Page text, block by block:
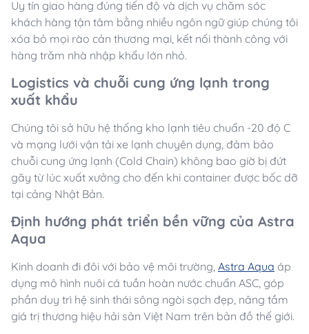
Uy tín giao hàng đúng tiến độ và dịch vụ chăm sóc
khách hàng tận tâm bằng nhiều ngôn ngữ giúp chúng tôi
xóa bỏ mọi rào cản thương mại, kết nối thành công với
hàng trăm nhà nhập khẩu lớn nhỏ.
Logistics và chuỗi cung ứng lạnh trong
xuất khẩu
Chúng tôi sở hữu hệ thống kho lạnh tiêu chuẩn -20 độ C
và mạng lưới vận tải xe lạnh chuyên dụng, đảm bảo
chuỗi cung ứng lạnh (Cold Chain) không bao giờ bị đứt
gãy từ lúc xuất xưởng cho đến khi container được bốc dỡ
tại cảng Nhật Bản.
Định hướng phát triển bền vững của Astra
Aqua
Kinh doanh đi đôi với bảo vệ môi trường, Astra Aqua áp
dụng mô hình nuôi cá tuần hoàn nước chuẩn ASC, góp
phần duy trì hệ sinh thái sông ngòi sạch đẹp, nâng tầm
giá trị thương hiệu hải sản Việt Nam trên bản đồ thế giới.